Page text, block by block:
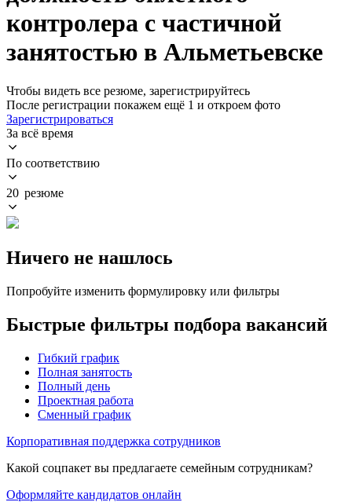
контролера с частичной
занятостью в Альметьевске
Чтобы видеть все резюме, зарегистрируйтесь
После регистрации покажем ещё 1 и откроем фото
Зарегистрироваться
За всё время
По соответствию
20 резюме
Ничего не нашлось
Попробуйте изменить формулировку или фильтры
Быстрые фильтры подбора вакансий
Гибкий график
Полная занятость
Полный день
Проектная работа
Сменный график
Корпоративная поддержка сотрудников
Какой соцпакет вы предлагаете семейным сотрудникам?
Оформляйте кандидатов онлайн